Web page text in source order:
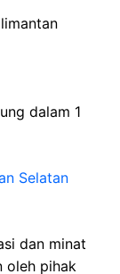
dalam 1
Selatan
dan minat
oleh pihak